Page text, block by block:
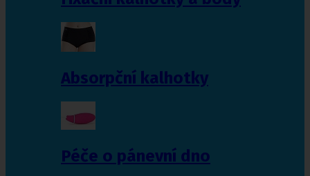
Absorpční kalhotky
Péče o pánevní dno